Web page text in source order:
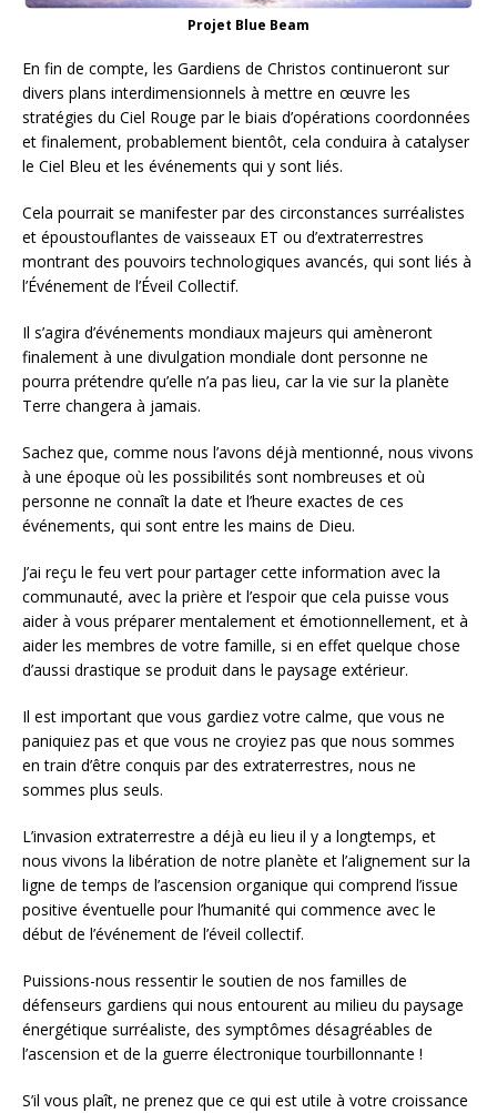
Projet Blue Beam
En fin de compte, les Gardiens de Christos continueront sur
divers plans interdimensionnels à mettre en œuvre les
stratégies du Ciel Rouge par le biais d’opérations coordonnées
et finalement, probablement bientôt, cela conduira à catalyser
le Ciel Bleu et les événements qui y sont liés.
Cela pourrait se manifester par des circonstances surréalistes
et époustouflantes de vaisseaux ET ou d’extraterrestres
montrant des pouvoirs technologiques avancés, qui sont liés à
l’Événement de l’Éveil Collectif.
Il s’agira d’événements mondiaux majeurs qui amèneront
finalement à une divulgation mondiale dont personne ne
pourra prétendre qu’elle n’a pas lieu, car la vie sur la planète
Terre changera à jamais.
Sachez que, comme nous l’avons déjà mentionné, nous vivons
à une époque où les possibilités sont nombreuses et où
personne ne connaît la date et l’heure exactes de ces
événements, qui sont entre les mains de Dieu.
J’ai reçu le feu vert pour partager cette information avec la
communauté, avec la prière et l’espoir que cela puisse vous
aider à vous préparer mentalement et émotionnellement, et à
aider les membres de votre famille, si en effet quelque chose
d’aussi drastique se produit dans le paysage extérieur.
Il est important que vous gardiez votre calme, que vous ne
paniquiez pas et que vous ne croyiez pas que nous sommes
en train d’être conquis par des extraterrestres, nous ne
sommes plus seuls.
L’invasion extraterrestre a déjà eu lieu il y a longtemps, et
nous vivons la libération de notre planète et l’alignement sur la
ligne de temps de l’ascension organique qui comprend l’issue
positive éventuelle pour l’humanité qui commence avec le
début de l’événement de l’éveil collectif.
Puissions-nous ressentir le soutien de nos familles de
défenseurs gardiens qui nous entourent au milieu du paysage
énergétique surréaliste, des symptômes désagréables de
l’ascension et de la guerre électronique tourbillonnante !
S’il vous plaît, ne prenez que ce qui est utile à votre croissance